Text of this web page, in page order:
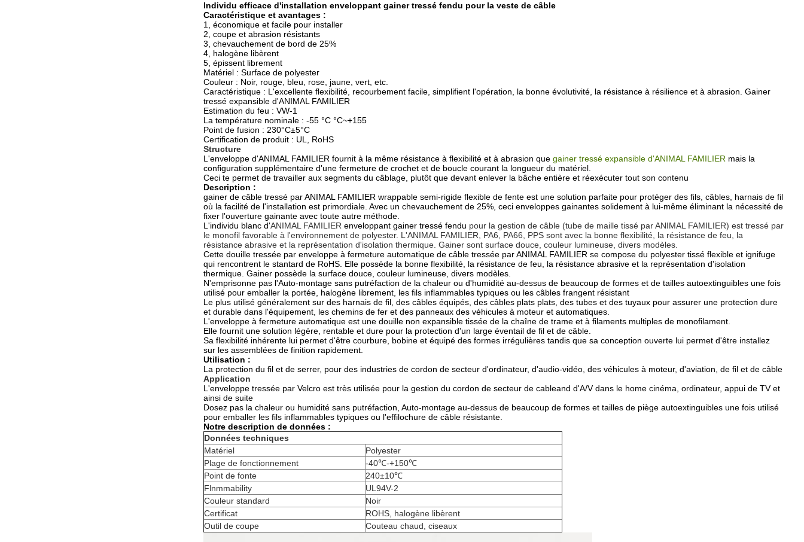
Individu efficace d'installation enveloppant gainer tressé fendu pour la veste de câble
Caractéristique et avantages :
1, économique et facile pour installer
2, coupe et abrasion résistants
3, chevauchement de bord de 25%
4, halogène libèrent
5, épissent librement
Matériel : Surface de polyester
Couleur : Noir, rouge, bleu, rose, jaune, vert, etc.
Caractéristique : L'excellente flexibilité, recourbement facile, simplifient l'opération, la bonne évolutivité, la résistance à résilience et à abrasion. Gainer
tressé expansible d'ANIMAL FAMILIER
Estimation du feu : VW-1
La température nominale : -55 °C °C~+155
Point de fusion : 230°C±5°C
Certification de produit : UL, RoHS
Structure
L'enveloppe d'ANIMAL FAMILIER fournit à la même résistance à flexibilité et à abrasion que gainer tressé expansible d'ANIMAL FAMILIER mais la
configuration supplémentaire d'une fermeture de crochet et de boucle courant la longueur du matériel.
Ceci te permet de travailler aux segments du câblage, plutôt que devant enlever la bâche entière et réexécuter tout son contenu
Description :
gainer de câble tressé par ANIMAL FAMILIER wrappable semi-rigide flexible de fente est une solution parfaite pour protéger des fils, câbles, harnais de fil
où la facilité de l'installation est primordiale. Avec un chevauchement de 25%, ceci enveloppes gainantes solidement à lui-même éliminant la nécessité de
fixer l'ouverture gainante avec toute autre méthode.
L'individu blanc d'ANIMAL FAMILIER enveloppant gainer tressé fendu pour la gestion de câble (tube de maille tissé par ANIMAL FAMILIER) est tressé par
le monofil favorable à l'environnement de polyester. L'ANIMAL FAMILIER, PA6, PA66, PPS sont avec la bonne flexibilité, la résistance de feu, la
résistance abrasive et la représentation d'isolation thermique. Gainer sont surface douce, couleur lumineuse, divers modèles.
Cette douille tressée par enveloppe à fermeture automatique de câble tressée par ANIMAL FAMILIER se compose du polyester tissé flexible et ignifuge
qui rencontrent le stantard de RoHS. Elle possède la bonne flexibilité, la résistance de feu, la résistance abrasive et la représentation d'isolation
thermique. Gainer possède la surface douce, couleur lumineuse, divers modèles.
N'emprisonne pas l'Auto-montage sans putréfaction de la chaleur ou d'humidité au-dessus de beaucoup de formes et de tailles autoextinguibles une fois
utilisé pour emballer la portée, halogène librement, les fils inflammables typiques ou les câbles frangent résistant
Le plus utilisé généralement sur des harnais de fil, des câbles équipés, des câbles plats plats, des tubes et des tuyaux pour assurer une protection dure
et durable dans l'équipement, les chemins de fer et des panneaux des véhicules à moteur et automatiques.
L'enveloppe à fermeture automatique est une douille non expansible tissée de la chaîne de trame et à filaments multiples de monofilament.
Elle fournit une solution légère, rentable et dure pour la protection d'un large éventail de fil et de câble.
Sa flexibilité inhérente lui permet d'être courbure, bobine et équipé des formes irrégulières tandis que sa conception ouverte lui permet d'être installez
sur les assemblées de finition rapidement.
Utilisation :
La protection du fil et de serrer, pour des industries de cordon de secteur d'ordinateur, d'audio-vidéo, des véhicules à moteur, d'aviation, de fil et de câble
Application
L'enveloppe tressée par Velcro est très utilisée pour la gestion du cordon de secteur de cableand d'A/V dans le home cinéma, ordinateur, appui de TV et
ainsi de suite
Dosez pas la chaleur ou humidité sans putréfaction, Auto-montage au-dessus de beaucoup de formes et tailles de piège autoextinguibles une fois utilisé
pour emballer les fils inflammables typiques ou l'effilochure de câble résistante.
Notre description de données :
Données techniques
Matériel
Polyester
Plage de fonctionnement
-40℃-+150℃
Point de fonte
240±10℃
Flnmmability
UL94V-2
Couleur standard
Noir
Certificat
ROHS, halogène libèrent
Outil de coupe
Couteau chaud, ciseaux